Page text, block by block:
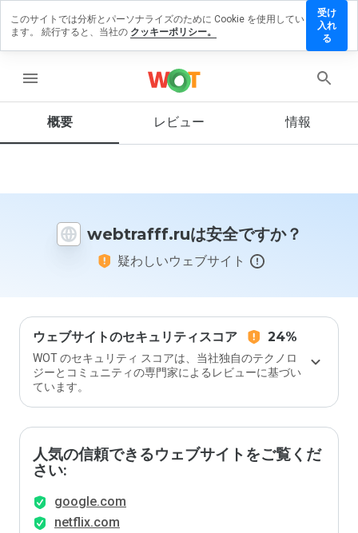
menu
概要 レビュー 情報
webtrafff.ruは安全ですか？
疑わしいウェブサイト
ウェブサイトのセキュリティスコア 24%
WOT のセキュリティ スコアは、当社独自のテクノロ
ジーとコミュニティの専門家によるレビューに基づい
ています。
人気の信頼できるウェブサイトをご覧くだ
さい:
google.com
netflix.com
ビュー
す
この
イト
価し
ます
か？
このサイトでは分析とパーソナライズのために Cookie を使用してい
ます。 続行すると、当社の クッキーポリシー。
受け
入れ
る